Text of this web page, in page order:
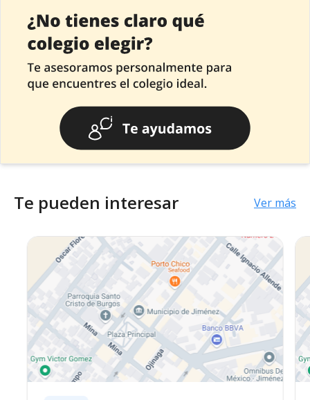
Te pueden interesar Ver más